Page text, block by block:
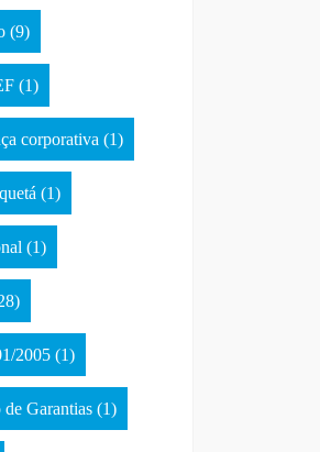
(9)
(1)
corporativa (1)
(1)
(1)
2005 (1)
Garantias (1)